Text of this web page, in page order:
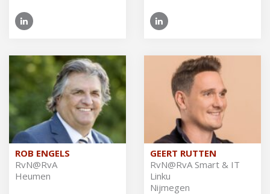
ROB ENGELS
RvN@​RvA
Heumen
GEERT RUTTEN
RvN@​RvA Smart & IT
Linku
Nijmegen